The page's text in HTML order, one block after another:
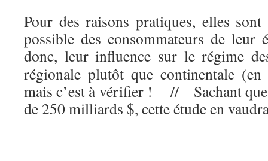
Pour des raisons pratiques, elles
possible des consommateurs de leur
donc, leur influence sur le régime
régionale plutôt que continentale
mais c’est à vérifier ! // Sachant
de 250 milliards $, cette étude en